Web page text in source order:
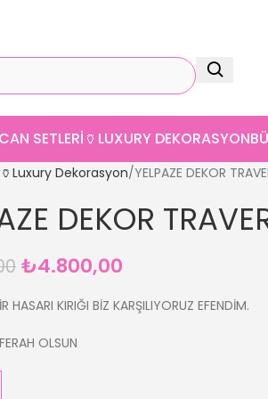
SETLERI 🏺LUXURY DEKORASYON
🏺Luxury Dekorasyon YELPAZE DEKOR
DEKOR
₺4.800,00
HASARI KIRIĞI BİZ KARŞILIYORUZ EFENDİM.
OLSUN